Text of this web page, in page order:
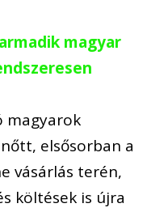
magyar
magyarok
elsősorban a
vásárlás terén,
költések is újra